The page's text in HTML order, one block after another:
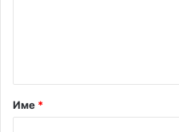
р
Име *